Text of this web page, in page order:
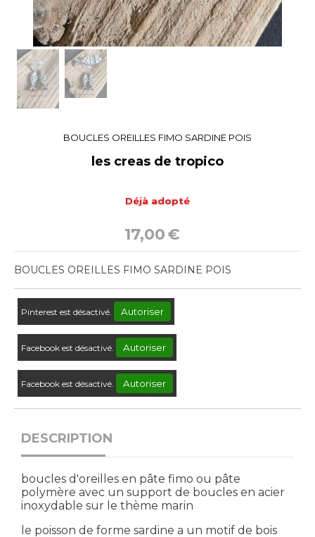
BOUCLES OREILLES FIMO SARDINE POIS
les creas de tropico
17,00€
Déjà adopté
BOUCLES OREILLES FIMO SARDINE POIS
Pinterest est désactivé. Autoriser
Facebook est désactivé. Autoriser
Facebook est désactivé. Autoriser
DESCRIPTION
boucles d'oreilles en pâte fimo ou pâte
polymère avec un support de boucles en acier
inoxydable sur le thème marin
le poisson de forme sardine a un motif de bois